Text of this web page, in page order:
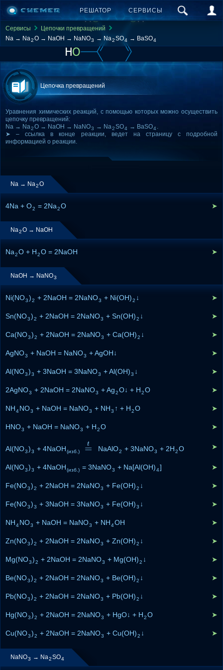
РЕШАТОР СЕРВИСЫ
Сервисы
Цепочки превращений
Na → Na2O → NaOH → NaNO3 → Na2SO4 → BaSO4
Цепочка превращений
Уравнения химических реакций, с помощью которых можно осуществить
цепочку превращений:
Na → Na2O → NaOH → NaNO3 → Na2SO4 → BaSO4.
➤ – ссылка в конце реакции, ведет на страницу с подробной
информацией о реакции.
Na → Na2O
4Na + O2 = 2Na2O ➤
Na2O → NaOH
Na2O + H2O = 2NaOH ➤
NaOH → NaNO3
Ni(NO3)2 + 2NaOH = 2NaNO3 + Ni(OH)2 ↓ ➤
Sn(NO3)2 + 2NaOH = 2NaNO3 + Sn(OH)2 ↓ ➤
Ca(NO3)2 + 2NaOH = 2NaNO3 + Ca(OH)2 ↓ ➤
AgNO3 + NaOH = NaNO3 + AgOH↓ ➤
Al(NO3)3 + 3NaOH = 3NaNO3 + Al(OH)3 ↓ ➤
2AgNO3 + 2NaOH = 2NaNO3 + Ag2O↓ + H2O ➤
NH4NO3 + NaOH = NaNO3 + NH3 ↑ + H2O ➤
HNO3 + NaOH = NaNO3 + H2O ➤
Al(NO3)3 + 4NaOH(изб.) =
t
=t NaAlO2 + 3NaNO3 + 2H 2 O ➤
Al(NO3)3 + 4NaOH(изб.) = 3NaNO3 + Na[Al(OH)4] ➤
Fe(NO3)2 + 2NaOH = 2NaNO3 + Fe(OH)2 ↓ ➤
Fe(NO3)3 + 3NaOH = 3NaNO3 + Fe(OH)3 ↓ ➤
NH4NO3 + NaOH = NaNO3 + NH4OH ➤
Zn(NO3)2 + 2NaOH = 2NaNO3 + Zn(OH)2 ↓ ➤
Mg(NO3)2 + 2NaOH = 2NaNO3 + Mg(OH)2 ↓ ➤
Be(NO3)2 + 2NaOH = 2NaNO3 + Be(OH)2 ↓ ➤
Pb(NO3)2 + 2NaOH = 2NaNO3 + Pb(OH)2 ↓ ➤
Hg(NO3)2 + 2NaOH = 2NaNO3 + HgO↓ + H2O ➤
Cu(NO3)2 + 2NaOH = 2NaNO3 + Cu(OH)2 ↓ ➤
NaNO3 → Na2SO4